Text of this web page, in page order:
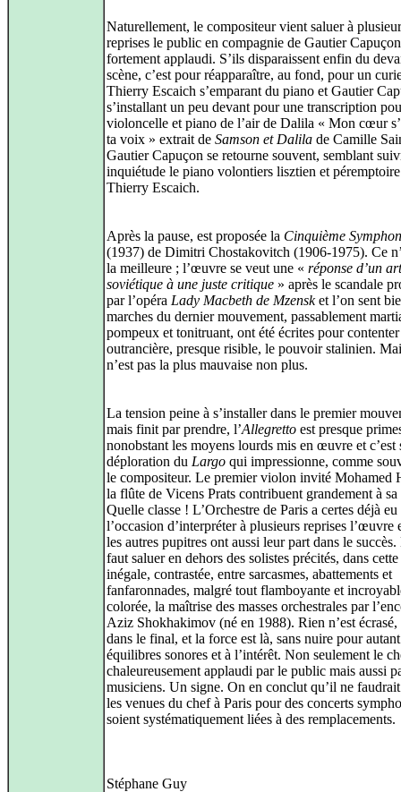
Naturellement, le compositeur vient saluer à
reprises le public en compagnie de Gautier
fortement applaudi. S’ils disparaissent enfin du
scène, c’est pour réapparaître, au fond, pour un
Thierry Escaich s’emparant du piano et Gautier
s’installant un peu devant pour une transcription
violoncelle et piano de l’air de Dalila « Mon cœur
ta voix » extrait de Samson et Dalila de Camille
Gautier Capuçon se retourne souvent, semblant
inquiétude le piano volontiers lisztien et
Thierry Escaich.
Après la pause, est proposée la Cinquième
(1937) de Dimitri Chostakovitch (1906‑1975). Ce
la meilleure ; l’œuvre se veut une « réponse d’un
soviétique à une juste critique » après le scandale
par l’opéra Lady Macbeth de Mzensket l’on sent
marches du dernier mouvement, passablement
pompeux et tonitruant, ont été écrites pour
outrancière, presque risible, le pouvoir stalinien.
n’est pas la plus mauvaise non plus.
La tension peine à s’installer dans le premier
mais finit par prendre, l’Allegretto est presque
nonobstant les moyens lourds mis en œuvre et c’est
déploration du Largo qui impressionne, comme
le compositeur. Le premier violon invité Mohamed
la flûte de Vicens Prats contribuent grandement à sa
Quelle classe ! L’Orchestre de Paris a certes déjà eu
l’occasion d’interpréter à plusieurs reprises l’œuvre
les autres pupitres ont aussi leur part dans le
faut saluer en dehors des solistes précités, dans
inégale, contrastée, entre sarcasmes, abattements et
fanfaronnades, malgré tout flamboyante et
colorée, la maîtrise des masses orchestrales par
Aziz Shokhakimov (né en 1988). Rien n’est écrasé,
dans le final, et la force est là, sans nuire pour
équilibres sonores et à l’intérêt. Non seulement le
chaleureusement applaudi par le public mais aussi
musiciens. Un signe. On en conclut qu’il ne
les venues du chef à Paris pour des concerts
soient systématiquement liées à des remplacements.
Stéphane Guy